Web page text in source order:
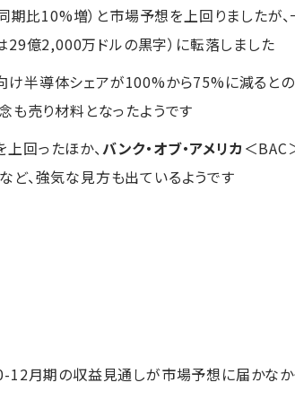
比10%増）と市場予想を上回りましたが
億2,000万ドルの黒字）に転落しました
半導体シェアが100%から75%に減るとの
売り材料となったようです
回ったほか、 バンク・オブ・アメリカ ＜BAC
、強気な見方も出ているようです
月期の収益見通しが市場予想に届かなか